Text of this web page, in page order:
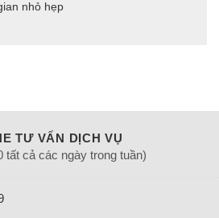
nhỏ hẹp
TƯ VẤN DỊCH VỤ
tất cả các ngày trong tuần)